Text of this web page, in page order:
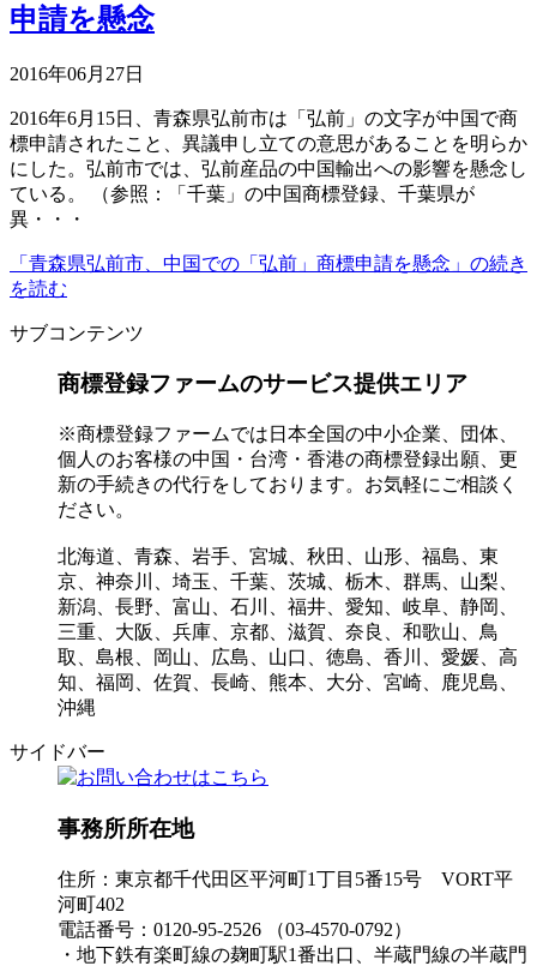
申請を懸念
2016年06月27日
2016年6月15日、青森県弘前市は「弘前」の文字が中国で商
標申請されたこと、異議申し立ての意思があることを明らか
にした。弘前市では、弘前産品の中国輸出への影響を懸念し
ている。 （参照：「千葉」の中国商標登録、千葉県が
異・・・
「青森県弘前市、中国での「弘前」商標申請を懸念」の続き
を読む
サブコンテンツ
商標登録ファームのサービス提供エリア
※商標登録ファームでは日本全国の中小企業、団体、
個人のお客様の中国・台湾・香港の商標登録出願、更
新の手続きの代行をしております。お気軽にご相談く
ださい。
北海道、青森、岩手、宮城、秋田、山形、福島、東
京、神奈川、埼玉、千葉、茨城、栃木、群馬、山梨、
新潟、長野、富山、石川、福井、愛知、岐阜、静岡、
三重、大阪、兵庫、京都、滋賀、奈良、和歌山、鳥
取、島根、岡山、広島、山口、徳島、香川、愛媛、高
知、福岡、佐賀、長崎、熊本、大分、宮崎、鹿児島、
沖縄
サイドバー
事務所所在地
住所：東京都千代田区平河町1丁目5番15号 VORT平
河町402
電話番号：0120-95-2526 （03-4570-0792）
・地下鉄有楽町線の麹町駅1番出口、半蔵門線の半蔵門